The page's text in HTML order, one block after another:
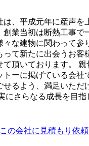
、平成元年に産声を
創業当初は断熱工事で
な建物に関わって参
って新たに出会うお客
て頂いております。 親
トーに掲げている会社
せるよう、満足いただ
にさらなる成長を目指
この会社に見積もり依